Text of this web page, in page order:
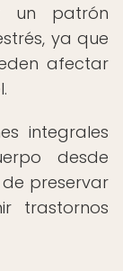
un patrón
ya que
afectar
integrales
desde
preservar
trastornos